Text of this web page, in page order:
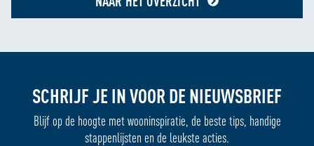
SCHRIJF JE IN VOOR DE NIEUWSBRIEF
Blijf op de hoogte met wooninspiratie, de beste tips, handige
stappenlijsten en de leukste acties.